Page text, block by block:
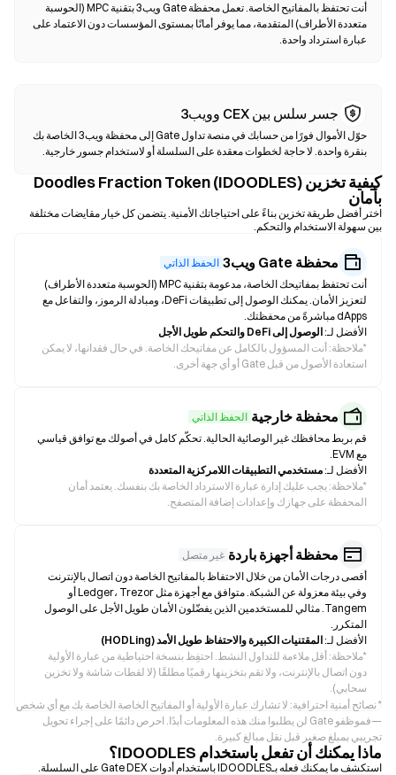
أنت تحتفظ بالمفاتيح الخاصة. تعمل محفظة Gate ويب3 بتقنية MPC (الحوسبة
متعددة الأطراف) المتقدمة، مما يوفر أمانًا بمستوى المؤسسات دون الاعتماد على
عبارة استرداد واحدة.
جسر سلس بين CEX وويب3
حوّل الأموال فورًا من حسابك في منصة تداول Gate إلى محفظة ويب3 الخاصة بك
بنقرة واحدة. لا حاجة لخطوات معقدة على السلسلة أو لاستخدام جسور خارجية.
كيفية تخزين Doodles Fraction Token (IDOODLES)
بأمان
اختر أفضل طريقة تخزين بناءً على احتياجاتك الأمنية. يتضمن كل خيار مقايضات مختلفة
بين سهولة الاستخدام والتحكم.
محفظة Gate ويب3
الحفظ الذاتي
أنت تحتفظ بمفاتيحك الخاصة، مدعومة بتقنية MPC (الحوسبة متعددة الأطراف)
لتعزيز الأمان. يمكنك الوصول إلى تطبيقات DeFi، ومبادلة الرموز، والتفاعل مع
dApps مباشرةً من محفظتك.
الأفضل لـ:الوصول إلى DeFi والتحكم طويل الأجل
*ملاحظة: أنت المسؤول بالكامل عن مفاتيحك الخاصة. في حال فقدانها، لا يمكن
استعادة الأصول من قبل Gate أو أي جهة أخرى.
محفظة خارجية الحفظ الذاتي
قم بربط محافظك غير الوصائية الحالية. تحكّم كامل في أصولك مع توافق قياسي
مع EVM.
الأفضل لـ:مستخدمي التطبيقات اللامركزية المتعددة
*ملاحظة: يجب عليك إدارة عبارة الاسترداد الخاصة بك بنفسك. يعتمد أمان
المحفظة على جهازك وإعدادات إضافة المتصفح.
محفظة أجهزة باردة غير متصل
أقصى درجات الأمان من خلال الاحتفاظ بالمفاتيح الخاصة دون اتصال بالإنترنت
وفي بيئة معزولة عن الشبكة. متوافق مع أجهزة مثل Ledger، Trezor أو
Tangem. مثالي للمستخدمين الذين يفضّلون الأمان طويل الأجل على الوصول
المتكرر.
الأفضل لـ:المقتنيات الكبيرة والاحتفاظ طويل الأمد (HODLing)
*ملاحظة: أقل ملاءمة للتداول النشط. احتفِظ بنسخة احتياطية من عبارة الأولية
دون اتصال بالإنترنت، ولا تقم بتخزينها رقميًا مطلقًا (لا لقطات شاشة ولا تخزين
سحابي).
* نصائح أمنية احترافية: لا تشارك عبارة الأولية أو المفاتيح الخاصة الخاصة بك مع أي شخص
—فموظفو Gate لن يطلبوا منك هذه المعلومات أبدًا. احرص دائمًا على إجراء تحويل
تجريبي بمبلغ صغير قبل نقل مبالغ كبيرة.
ماذا يمكنك أن تفعل باستخدام IDOODLES؟
استكشف ما يمكنك فعله بـIDOODLES باستخدام أدوات Gate DEX على السلسلة.